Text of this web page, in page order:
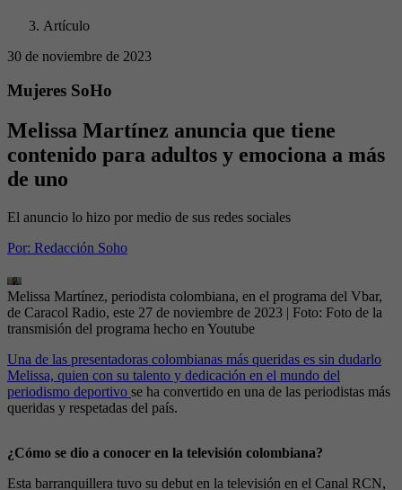
Artículo
30 de noviembre de 2023
Mujeres SoHo
Melissa Martínez anuncia que tiene
contenido para adultos y emociona a más
de uno
El anuncio lo hizo por medio de sus redes sociales
Por: Redacción Soho
Melissa Martínez, periodista colombiana, en el programa del Vbar,
de Caracol Radio, este 27 de noviembre de 2023 | Foto: Foto de la
transmisión del programa hecho en Youtube
Una de las presentadoras colombianas más queridas es sin dudarlo
Melissa, quien con su talento y dedicación en el mundo del
periodismo deportivo se ha convertido en una de las periodistas más
queridas y respetadas del país.
¿Cómo se dio a conocer en la televisión colombiana?
Esta barranquillera tuvo su debut en la televisión en el Canal RCN,